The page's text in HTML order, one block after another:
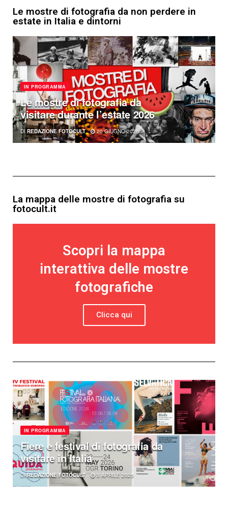
Le mostre di fotografia da non perdere in
estate in Italia e dintorni
IN PROGRAMMA
Le mostre di fotografia da
visitare durante l’estate 2026
DI REDAZIONE FOTOCULT 20 GIUGNO 2026
La mappa delle mostre di fotografia su
fotocult.it
Scopri la mappa
interattiva delle mostre
fotografiche
Clicca qui
IN PROGRAMMA
Fiere e festival di fotografia da
visitare in Italia
DI REDAZIONE FOTOCULT 3 APRILE 2025